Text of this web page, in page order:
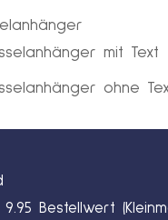
mit Text
ohne
9.95 Bestellwert